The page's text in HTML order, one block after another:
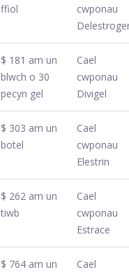
ffiol
cwponau
$ 181 am un
blwch o 30
pecyn gel
Cael
cwponau
Divigel
$ 303 am un
botel
Cael
cwponau
Elestrin
$ 262 am un
tiwb
Cael
cwponau
Estrace
$ 764 am un
Cael